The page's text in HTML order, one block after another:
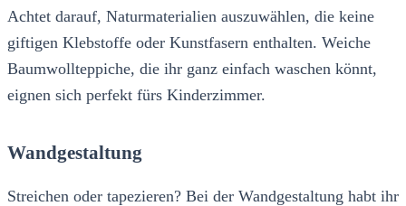
Achtet darauf, Naturmaterialien auszuwählen, die keine
giftigen Klebstoffe oder Kunstfasern enthalten. Weiche
Baumwollteppiche, die ihr ganz einfach waschen könnt,
eignen sich perfekt fürs Kinderzimmer.
Wandgestaltung
Streichen oder tapezieren? Bei der Wandgestaltung habt ihr